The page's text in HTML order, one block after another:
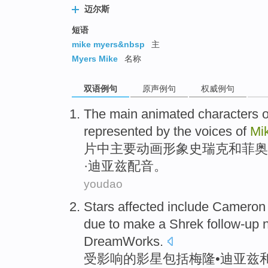
迈尔斯
短语
mike myers&nbsp
主
Myers Mike
名称
双语例句 原声例句 权威例句
The main animated characters
represented by the voices of
片中主要动画形象 史瑞克和菲
·迪亚兹配音。
youdao
Stars affected include
due to make a Shrek follow-up
DreamWorks.
受影响的影星包括梅隆•迪亚兹